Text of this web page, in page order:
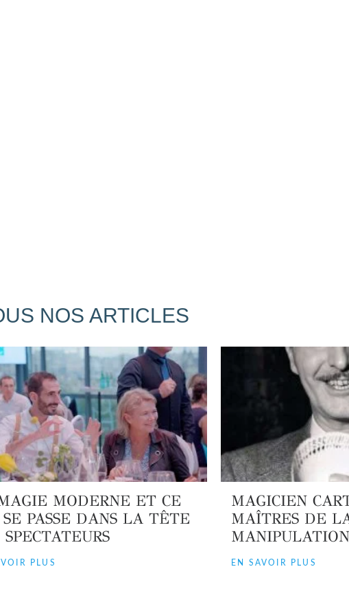
NOS ARTICLES
MODERNE ET CE
PASSE DANS LA TÊTE
SPECTATEURS
PLUS
MAGICIEN
MAÎTRES DE
EN SAVOIR PLUS